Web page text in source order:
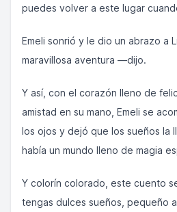
puedes volver a este lugar
Emeli sonrió y le dio un abrazo a
maravillosa aventura —dijo.
Y así, con el corazón lleno de
amistad en su mano, Emeli se
los ojos y dejó que los sueños la
había un mundo lleno de magia
Y colorín colorado, este cuento
tengas dulces sueños, pequeño